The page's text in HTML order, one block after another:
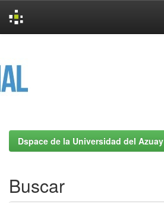
Dspace de la Universidad del Azuay
Buscar